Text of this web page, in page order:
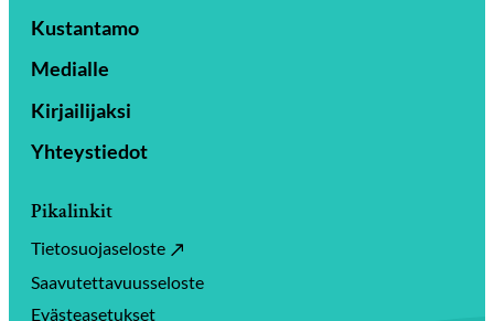
Kustantamo
Medialle
Kirjailijaksi
Yhteystiedot
Pikalinkit
Tietosuojaseloste
Saavutettavuusseloste
Evästeasetukset